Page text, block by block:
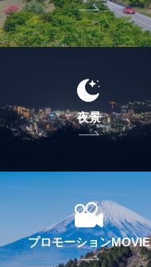
夜景
プロモーションMOVIE